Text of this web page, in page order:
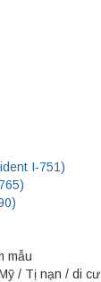
I-751)
mẫu
/ Tị nạn / di cư